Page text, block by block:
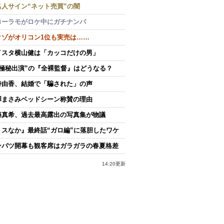
人サイン“ネット売買”の闇
ーラモがロケ中にガチナンパ
ゾがオリコン1位も実売は……
タ横山健は「カッコだけの男」
秘出演”の『全裸監督』はどうなる？
由香、結婚で「騙された」の声
まさみベッドシーン称賛の理由
真希、過去最高露出の写真集が物議
スなか』最終話“ガロ編”に落胆したワケ
バツ開幕も観客席はガラガラの春夏格差
14:20更新